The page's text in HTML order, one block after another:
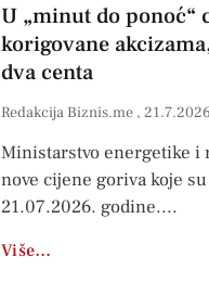
U „minut do ponoć“
korigovane
dva centa
Redakcija Biznis.me 21.7.2026
Ministarstvo energetike i
nove cijene goriva koje
21.07.2026. godine.
Više…